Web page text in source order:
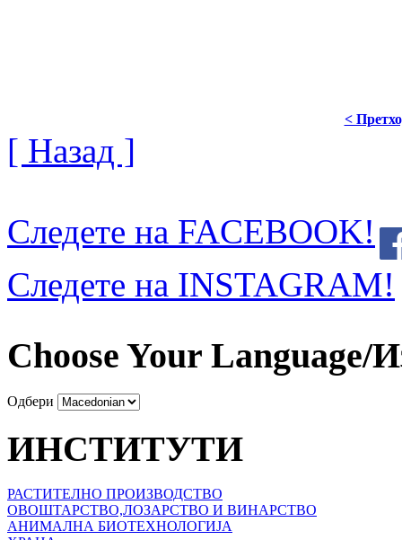
<
[ Назад ]
Следете на FACEBOOK!
Следете на INSTAGRAM!
Choose Your Language/
Одбери
ИНСТИТУТИ
РАСТИТЕЛНО ПРОИЗВОДСТВО
ОВОШТАРСТВО,ЛОЗАРСТВО И ВИНАРСТВО
АНИМАЛНА БИОТЕХНОЛОГИЈА